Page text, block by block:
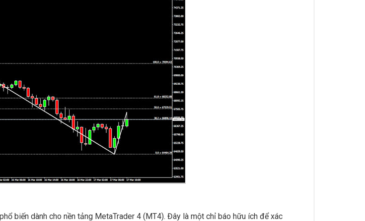
biến dành cho nền tảng MetaTrader 4 (MT4). Đây là một chỉ báo hữu ích để xác